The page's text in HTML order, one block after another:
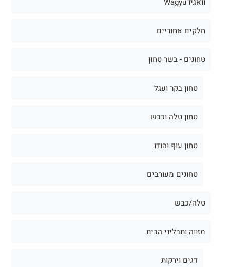
חלקים אחוריים
טחונים - בשר טחון
טחון בקר ועגל
טחון טלה וכבש
טחון עוף והודו
טחונים מעורבים
טלה/כבש
מזווה ותבליני הבית
דגים וירקות